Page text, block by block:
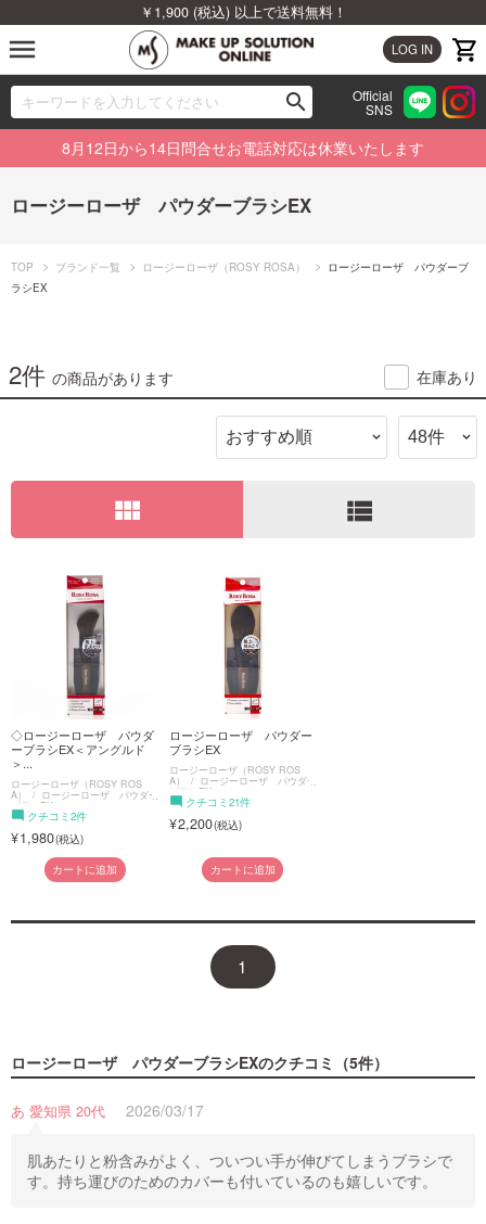
￥1,900 (税込) 以上で送料無料！
LOG IN
menu
search
00
Official
SNS
ブランドから探す
カテゴリから探す
ランキングから探す
ビューティジャーナルから探す
ご利用ガイド
お問い合わせ
ログイン・新規会員登録
8月12日から14日問合せお電話対応は休業いたします
ロージーローザ パウダーブラシEX
TOP ブランド一覧 ロージーローザ（ROSY ROSA）
ロージーローザ パウダーブ
ラシEX
2件 の商品があります 在庫あり
view_module view_list
◇ロージーローザ パウダ
ーブラシEX＜アングルド
＞...
ロージーローザ（ROSY ROS
A） ロージーローザ パウダー
ブラシEX
クチコミ2件
1,980
カートに追加
ロージーローザ パウダー
ブラシEX
ロージーローザ（ROSY ROS
A） ロージーローザ パウダー
ブラシEX
クチコミ21件
2,200
カートに追加
1
ロージーローザ パウダーブラシEXのクチコミ（5件）
あ 愛知県 20代 2026/03/17
肌あたりと粉含みがよく、ついつい手が伸びてしまうブラシで
す。持ち運びのためのカバーも付いているのも嬉しいです。